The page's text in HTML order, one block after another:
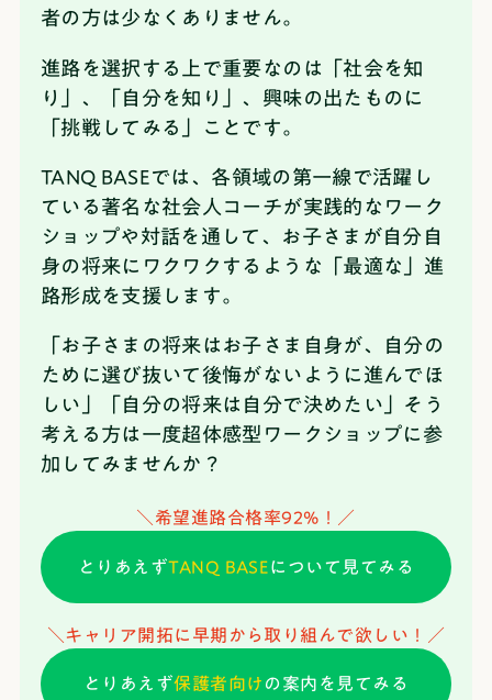
者の方は少なくありません。
進路を選択する上で重要なのは「社会を知
り」、「自分を知り」、興味の出たものに
「挑戦してみる」ことです。
TANQ BASEでは、各領域の第一線で活躍し
ている著名な社会人コーチが実践的なワーク
ショップや対話を通して、お子さまが自分自
身の将来にワクワクするような「最適な」進
路形成を支援します。
「お子さまの将来はお子さま自身が、自分の
ために選び抜いて後悔がないように進んでほ
しい」「自分の将来は自分で決めたい」そう
考える方は一度超体感型ワークショップに参
加してみませんか？
＼希望進路合格率92%！／
とりあえずTANQ BASEについて見てみる
＼キャリア開拓に早期から取り組んで欲しい！／
とりあえず保護者向け の案内を見てみる